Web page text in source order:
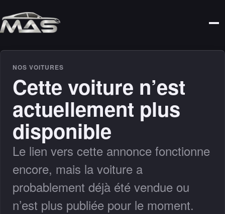
NOS VOITURES
Cette voiture n’est
actuellement plus
disponible
Le lien vers cette annonce fonctionne
encore, mais la voiture a
probablement déjà été vendue ou
n’est plus publiée pour le moment.